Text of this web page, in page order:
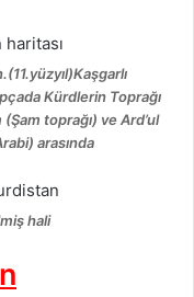
Kürdlerin Toprağı
(Şam toprağı) ve Ard’ul
arasında
hali